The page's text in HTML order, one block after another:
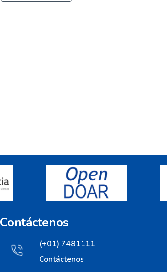
Contáctenos
(+01) 7481111
Contáctenos